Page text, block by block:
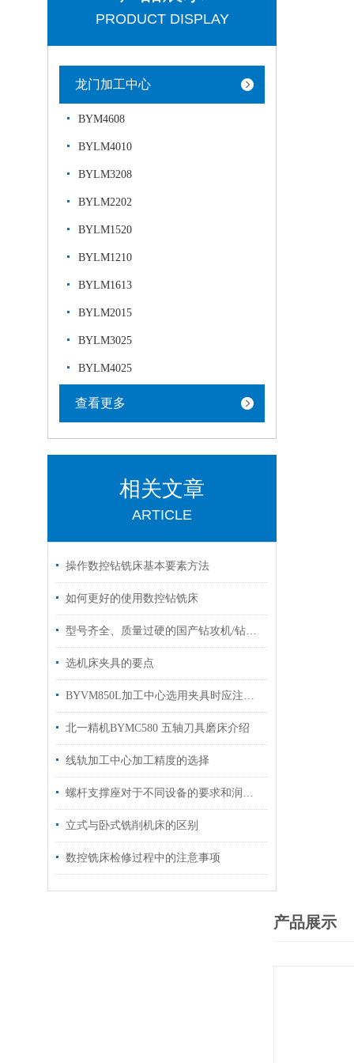
PRODUCT DISPLAY
龙门加工中心
BYM4608
BYLM4010
BYLM3208
BYLM2202
BYLM1520
BYLM1210
BYLM1613
BYLM2015
BYLM3025
BYLM4025
查看更多
相关文章
ARTICLE
操作数控钻铣床基本要素方法
如何更好的使用数控钻铣床
型号齐全、质量过硬的国产钻攻机/钻攻中心实力制造商/经销商/供货商该如何选？
选机床夹具的要点
BYVM850L加工中心选用夹具时应注意哪些事项
北一精机BYMC580 五轴刀具磨床介绍
线轨加工中心加工精度的选择
螺杆支撑座对于不同设备的要求和润滑方式
立式与卧式铣削机床的区别
数控铣床检修过程中的注意事项
产品展示